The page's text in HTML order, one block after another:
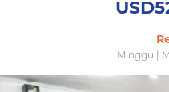
Minggu |